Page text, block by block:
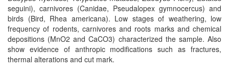
seguini), carnivores (Canidae, Pseudalopex gymnocercus) and
birds (Bird, Rhea americana). Low stages of weathering, low
frequency of rodents, carnivores and roots marks and chemical
depositions (MnO2 and CaCO3) characterized the sample. Also
show evidence of anthropic modifications such as fractures,
thermal alterations and cut mark.